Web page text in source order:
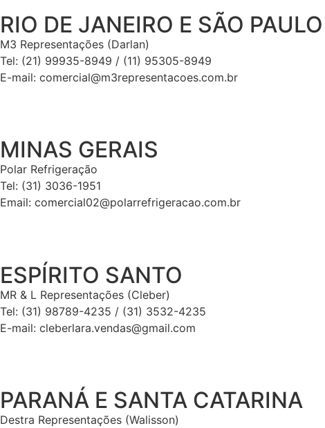
RIO DE JANEIRO E SÃO PAULO
M3 Representações (Darlan)
Tel: (21) 99935-8949 / (11) 95305-8949
E-mail: comercial@m3representacoes.com.br
MINAS GERAIS
Polar Refrigeração
Tel: (31) 3036-1951
Email: comercial02@polarrefrigeracao.com.br
ESPÍRITO SANTO
MR & L Representações (Cleber)
Tel: (31) 98789-4235 / (31) 3532-4235
E-mail: cleberlara.vendas@gmail.com
PARANÁ E SANTA CATARINA
Destra Representações (Walisson)